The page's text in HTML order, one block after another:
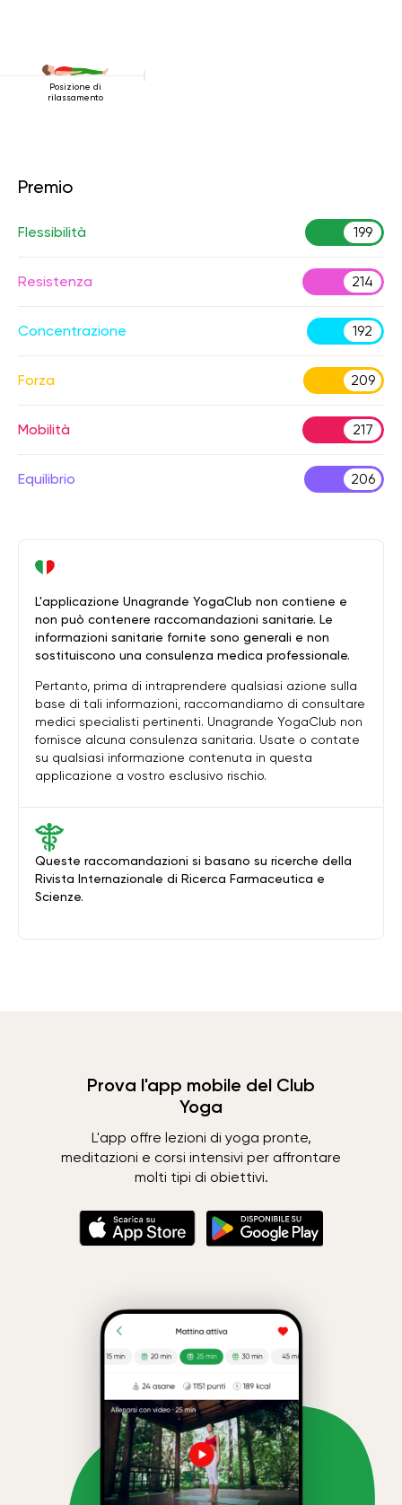
Posizione di
rilassamento
Premio
Flessibilità 199
Resistenza 214
Concentrazione 192
Forza 209
Mobilità 217
Equilibrio 206
Queste raccomandazioni si basano su ricerche della
Rivista Internazionale di Ricerca Farmaceutica e
Scienze.
L'applicazione Unagrande YogaClub non contiene e
non può contenere raccomandazioni sanitarie. Le
informazioni sanitarie fornite sono generali e non
sostituiscono una consulenza medica professionale.
Pertanto, prima di intraprendere qualsiasi azione sulla
base di tali informazioni, raccomandiamo di consultare
medici specialisti pertinenti. Unagrande YogaClub non
fornisce alcuna consulenza sanitaria. Usate o contate
su qualsiasi informazione contenuta in questa
applicazione a vostro esclusivo rischio.
Prova l'app mobile del Club
Yoga
L'app offre lezioni di yoga pronte,
meditazioni e corsi intensivi per affrontare
molti tipi di obiettivi.